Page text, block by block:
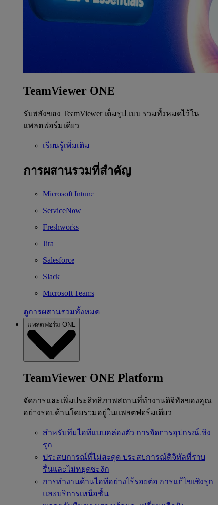
TeamViewer ONE
รับพลังของ TeamViewer เต็มรูปแบบ รวมทั้งหมดไว้ใน
แพลตฟอร์มเดียว
เรียนรู้เพิ่มเติม
การผสานรวมที่สำคัญ
Microsoft Intune
ServiceNow
Freshworks
Jira
Salesforce
Slack
Microsoft Teams
ดูการผสานรวมทั้งหมด
แพลตฟอร์ม ONE
TeamViewer ONE Platform
จัดการและเพิ่มประสิทธิภาพสถานที่ทำงานดิจิทัลของคุณ
อย่างรอบด้านโดยรวมอยู่ในแพลตฟอร์มเดียว
สำหรับทีมไอทีแบบคล่องตัว การจัดการอุปกรณ์เชิง
รุก
ประสบการณ์ที่ไม่สะดุด ประสบการณ์ดิจิทัลที่ราบ
รื่นและไม่หยุดชะงัก
การทำงานด้านไอทีอย่างไร้รอยต่อ การแก้ไขเชิงรุก
และบริการเหนือชั้น